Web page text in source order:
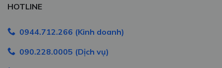
HOTLINE
0944.712.266 (Kinh doanh)
090.228.0005 (Dịch vụ)